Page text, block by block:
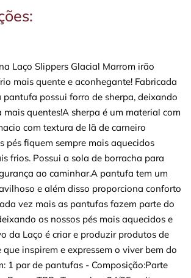
Laço Slippers Glacial Marrom irão
mais quente e aconhegante! Fabricada
pantufa possui forro de sherpa, deixando
mais quentes!A sherpa é um material com
com textura de lã de carneiro
pés fiquem sempre mais aquecidos
frios. Possui a sola de borracha para
ao caminhar.A pantufa tem um
e além disso proporciona conforto
vez mais as pantufas fazem parte do
os nossos pés mais aquecidos e
da Laço é criar e produzir produtos de
inspirem e expressem o viver bem do
1 par de pantufas - Composição:Parte